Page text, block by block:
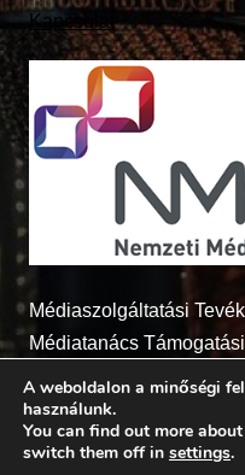
Kapcsolat
Médiaszolgáltatási
Médiatanács
Támogatja
A weboldalon a minőségi
használunk.
You can find out more
switch them off in settings.